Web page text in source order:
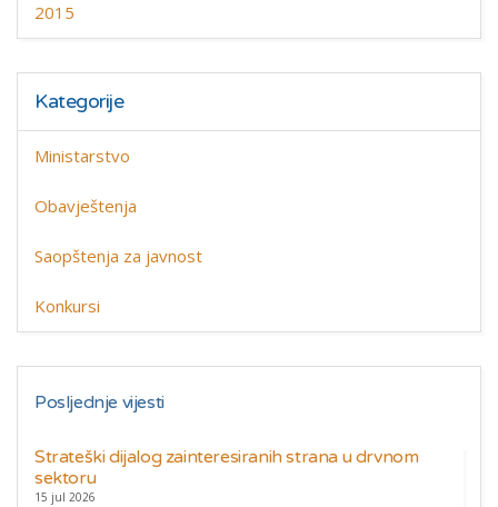
2015
Kategorije
Ministarstvo
Obavještenja
Saopštenja za javnost
Konkursi
Posljednje vijesti
Strateški dijalog zainteresiranih strana u drvnom
sektoru
15 jul 2026